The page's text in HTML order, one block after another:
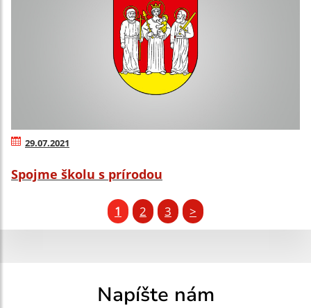
29.07.2021
Spojme školu s prírodou
1 2 3 >
Napíšte nám